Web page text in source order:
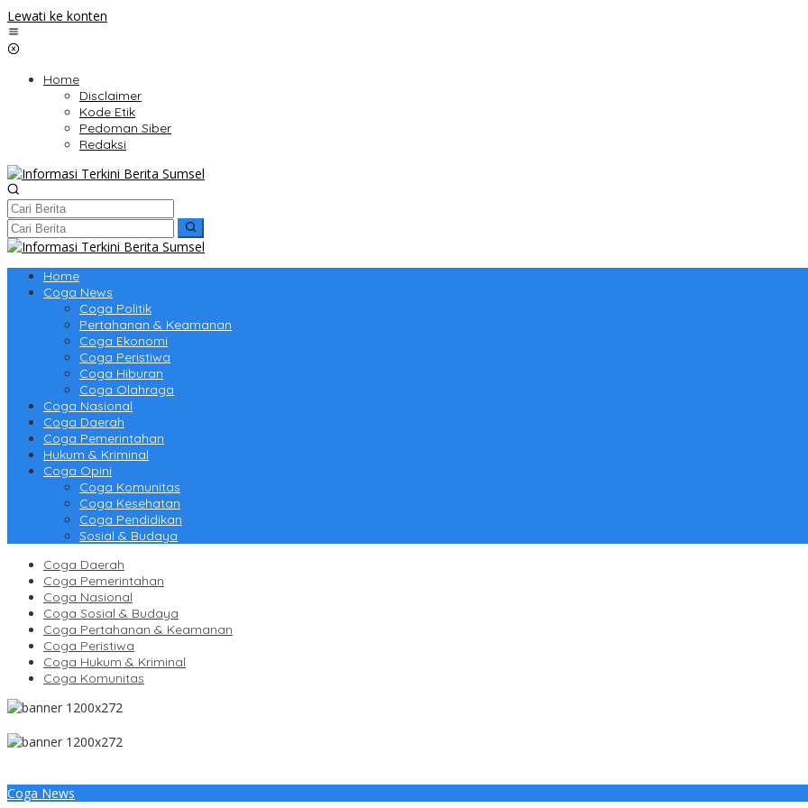
Lewati ke konten
Home
Disclaimer
Kode Etik
Pedoman Siber
Redaksi
Home
Coga News
Coga Politik
Pertahanan & Keamanan
Coga Ekonomi
Coga Peristiwa
Coga Hiburan
Coga Olahraga
Coga Nasional
Coga Daerah
Coga Pemerintahan
Hukum & Kriminal
Coga Opini
Coga Komunitas
Coga Kesehatan
Coga Pendidikan
Sosial & Budaya
Coga Daerah
Coga Pemerintahan
Coga Nasional
Coga Sosial & Budaya
Coga Pertahanan & Keamanan
Coga Peristiwa
Coga Hukum & Kriminal
Coga Komunitas
Coga News